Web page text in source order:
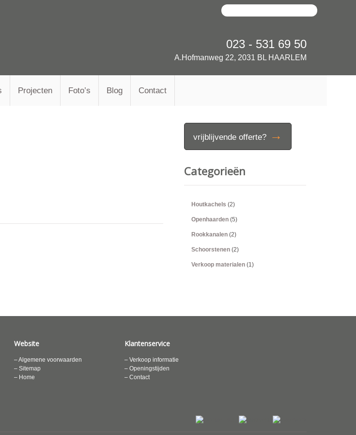
023 - 531 69 50
A.Hofmanweg 22, 2031 BL HAARLEM
Projecten Foto’s Blog Contact
vrijblijvende offerte? →
Categorieën
Houtkachels (2)
Openhaarden (5)
Rookkanalen (2)
Schoorstenen (2)
Verkoop materialen (1)
Website
– Algemene voorwaarden
– Sitemap
– Home
Klantenservice
– Verkoop informatie
– Openingstijden
– Contact